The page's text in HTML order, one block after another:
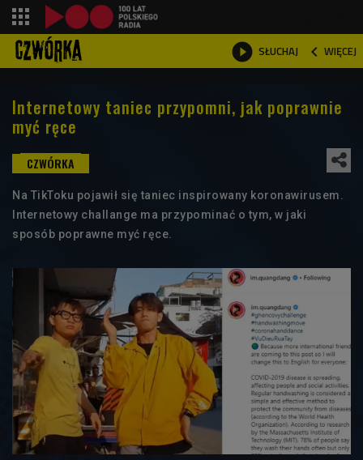
 SŁUCHAJ  WIĘCEJ

Internetowy taniec przypomni, jak poprawnie
myć ręce
Na TikToku pojawił się taniec inspirowany koronawirusem.
Internetowy challange ma przypominać o tym, w jaki
sposób poprawne myć ręce.